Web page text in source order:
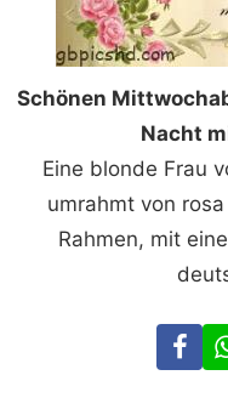
Schönen
Nacht
Eine blonde Frau
umrahmt von
Rahmen, mit